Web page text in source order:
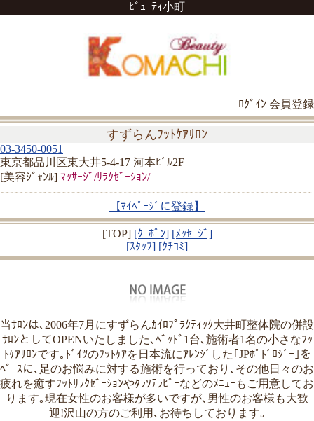
ﾋﾞｭｰﾃｨ小町
ﾛｸﾞｲﾝ 会員登録
すずらんﾌｯﾄｹｱｻﾛﾝ
03-3450-0051
東京都品川区東大井5-4-17 河本ﾋﾞﾙ2F
[美容ｼﾞｬﾝﾙ] ﾏｯｻｰｼﾞ/ﾘﾗｸｾﾞｰｼｮﾝ/
【ﾏｲﾍﾟｰｼﾞに登録】
[TOP] [ｸｰﾎﾟﾝ] [ﾒｯｾｰｼﾞ]
[ｽﾀｯﾌ] [ｸﾁｺﾐ]
当ｻﾛﾝは､2006年7月にすずらんｶｲﾛﾌﾟﾗｸﾃｨｯｸ大井町整体院の併設
ｻﾛﾝとしてOPENいたしました､ﾍﾞｯﾄﾞ1台､施術者1名の小さなﾌｯ
ﾄｹｱｻﾛﾝです｡ﾄﾞｲﾂのﾌｯﾄｹｱを日本流にｱﾚﾝｼﾞした｢JPﾎﾟﾄﾞﾛｼﾞｰ｣を
ﾍﾞｰｽに､足のお悩みに対する施術を行っており､その他日々のお
疲れを癒すﾌｯﾄﾘﾗｸｾﾞｰｼｮﾝやﾀﾗｿﾃﾗﾋﾟｰなどのﾒﾆｭｰもご用意してお
ります｡現在女性のお客様が多いですが､男性のお客様も大歓
迎!沢山の方のご利用､お待ちしております｡